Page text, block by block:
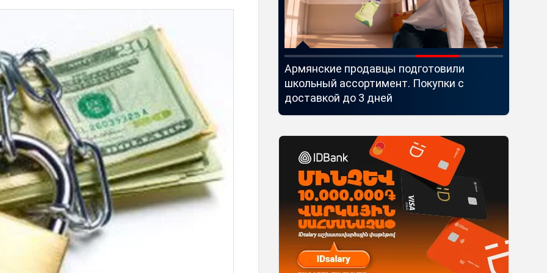
для
Ucom и FPWC обеспечат круглосуточный
мониторинг дикой природы в Гнишике с
помощью солнечной энергии
Армянские продавцы подготовили
школьный ассортимент. Покупки с
доставкой до 3 дней